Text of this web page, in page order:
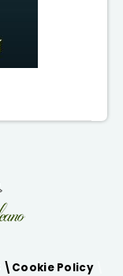
\ Cookie Policy\